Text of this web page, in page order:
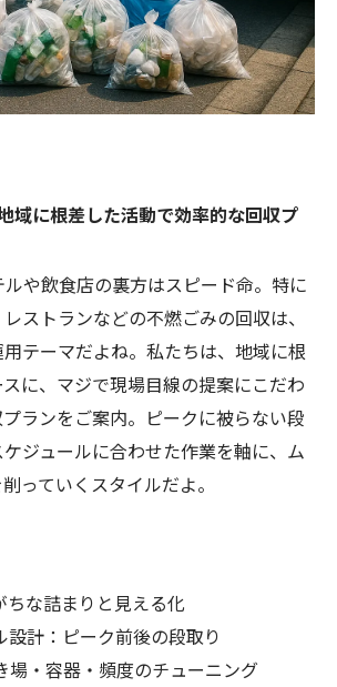
域に根差した活動で効率的な回収プ
ルや飲食店の裏方はスピード命。特に
ストランなどの不燃ごみの回収は、
テーマだよね。私たちは、地域に根
に、マジで現場目線の提案にこだわ
ランをご案内。ピークに被らない段
ジュールに合わせた作業を軸に、ム
っていくスタイルだよ。
ちな詰まりと見える化
設計：ピーク前後の段取り
場・容器・頻度のチューニング